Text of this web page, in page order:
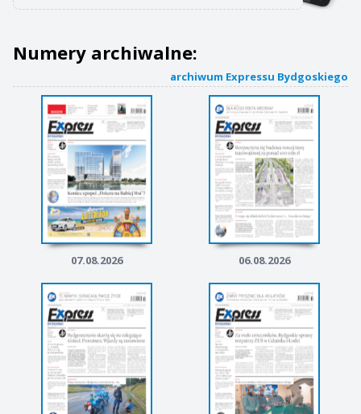
Numery archiwalne:
archiwum Expressu Bydgoskiego
07.08.2026 06.08.2026